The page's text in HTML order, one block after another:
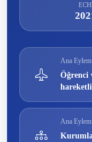
Ana
Öğrenci
Ana